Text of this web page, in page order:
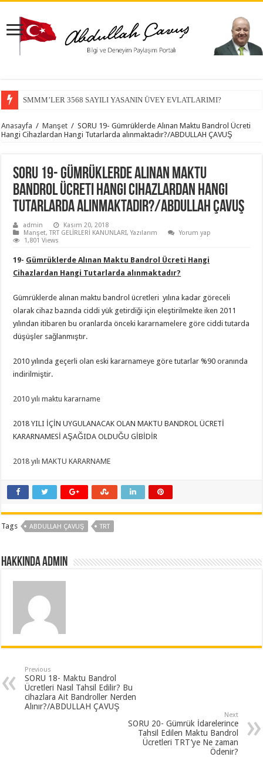
SMMM’LER 3568 SAYILI YASANIN ÜVEY EVLATLARIMI?
Anasayfa / Manşet / SORU 19- Gümrüklerde Alınan Maktu Bandrol Ücreti
Hangi Cihazlardan Hangi Tutarlarda alınmaktadır?/ABDULLAH ÇAVUŞ
SORU 19- Gümrüklerde Alınan Maktu
Bandrol Ücreti Hangi Cihazlardan Hangi
Tutarlarda alınmaktadır?/ABDULLAH ÇAVUŞ
admin
Kasım 20, 2018
Manşet,TRT GELİRLERİ KANUNLARI,Yazılarım
Yorum yap
1,801 Views
19- Gümrüklerde Alınan Maktu Bandrol Ücreti Hangi
Cihazlardan Hangi Tutarlarda alınmaktadır?
Gümrüklerde alınan maktu bandrol ücretleri yılına kadar göreceli
olarak cihaz bazında ciddi yük getirdiği için eleştirilmekte iken 2011
yılından itibaren bu oranlarda önceki kararnamelere göre ciddi tutarda
düşüşler sağlanmıştır.
2010 yılında geçerli olan eski kararnameye göre tutarlar %90 oranında
indirilmiştir.
2010 yılı maktu kararname
2018 YILI İÇİN UYGULANACAK OLAN MAKTU BANDROL ÜCRETİ
KARARNAMESİ AŞAĞIDA OLDUĞU GİBİDİR
2018 yılı MAKTU KARARNAME
Tags ABDULLAH ÇAVUŞ TRT
Hakkında admin
Previous
SORU 18- Maktu Bandrol
Ücretleri Nasıl Tahsil Edilir? Bu
cihazlara Ait Bandroller Nerden
Alınır?/ABDULLAH ÇAVUŞ
Next
SORU 20- Gümrük İdarelerince
Tahsil Edilen Maktu Bandrol
Ücretleri TRT’ye Ne zaman
Ödenir?